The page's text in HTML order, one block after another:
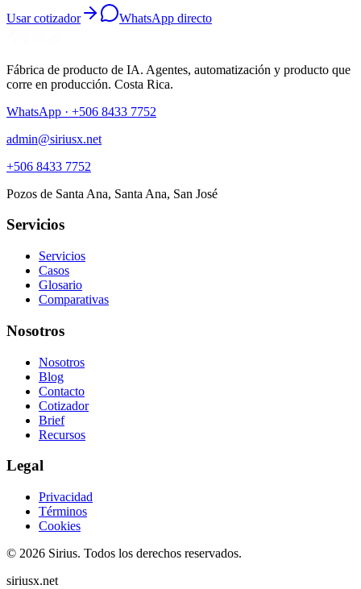
Usar cotizador WhatsApp directo
Fábrica de producto de IA. Agentes, automatización y producto que
corre en producción. Costa Rica.
WhatsApp · +506 8433 7752
admin@siriusx.net
+506 8433 7752
Pozos de Santa Ana, Santa Ana, San José
Servicios
Servicios
Casos
Glosario
Comparativas
Nosotros
Nosotros
Blog
Contacto
Cotizador
Brief
Recursos
Legal
Privacidad
Términos
Cookies
© 2026 Sirius. Todos los derechos reservados.
siriusx.net